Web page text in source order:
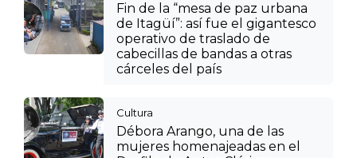
Fin de la “mesa de paz urbana
de Itagüí”: así fue el gigantesco
operativo de traslado de
cabecillas de bandas a otras
cárceles del país
Cultura
Débora Arango, una de las
mujeres homenajeadas en el